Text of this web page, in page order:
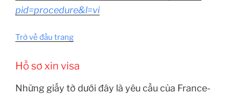
pid=procedure&l=vi
Trở về đầu trang
Hồ sơ xin visa
Những giấy tờ dưới đây là yêu cầu của France-